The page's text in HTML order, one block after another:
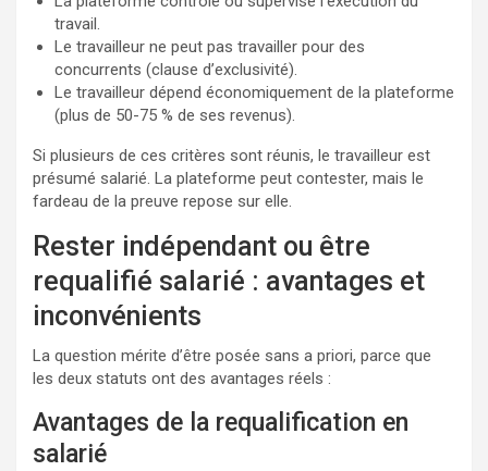
travail.
Le travailleur ne peut pas travailler pour des
concurrents (clause d’exclusivité).
Le travailleur dépend économiquement de la plateforme
(plus de 50-75 % de ses revenus).
Si plusieurs de ces critères sont réunis, le travailleur est
présumé salarié. La plateforme peut contester, mais le
fardeau de la preuve repose sur elle.
Rester indépendant ou être
requalifié salarié : avantages et
inconvénients
La question mérite d’être posée sans a priori, parce que
les deux statuts ont des avantages réels :
Avantages de la requalification en
salarié